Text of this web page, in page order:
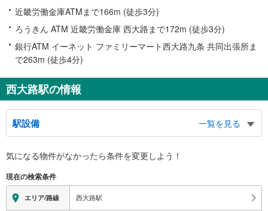
近畿労働金庫ATMまで166m (徒歩3分)
ろうきん ATM 近畿労働金庫 西大路まで172m (徒歩3分)
銀行ATM イーネット ファミリーマート西大路九条 共同出張所ま
で263m (徒歩4分)
西大路駅の情報
駅設備
一覧を見る
※段差なしでの移動経路
地上⇔改札：○
改札⇔ホーム：×
トイレ
気になる物件がなかったら条件を変更しよう！
現在の検索条件
エリア/路線 西大路駅